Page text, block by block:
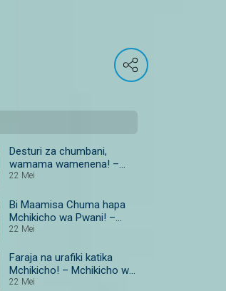
Desturi za chumbani,
wamama wamenena! –
Mchikicho wa Pwani
22 Mei
Bi Maamisa Chuma hapa
Mchikicho wa Pwani! –
Mchikicho wa Pwani
22 Mei
Faraja na urafiki katika
Mchikicho! – Mchikicho wa
Pwani
22 Mei